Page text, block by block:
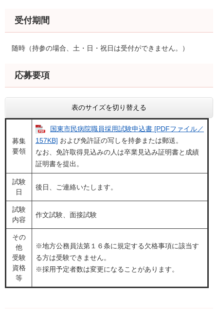
受付期間
随時（持参の場合、土・日・祝日は受付ができません。）
応募要項
表のサイズを切り替える
募集
要領
国東市民病院職員採用試験申込書 [PDFファイル／
157KB] および免許証の写しを持参または郵送。
なお、免許取得見込みの人は卒業見込み証明書と成績
証明書を提出。
試験
日
後日、ご連絡いたします。
試験
内容
作文試験、面接試験
その
他
受験
資格
等
※地方公務員法第１６条に規定する欠格事項に該当す
る方は受験できません。
※採用予定者数は変更になることがあります。